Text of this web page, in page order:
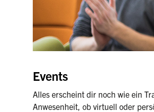
Events
Alles erscheint dir noch wie ein
Anwesenheit, ob virtuell oder